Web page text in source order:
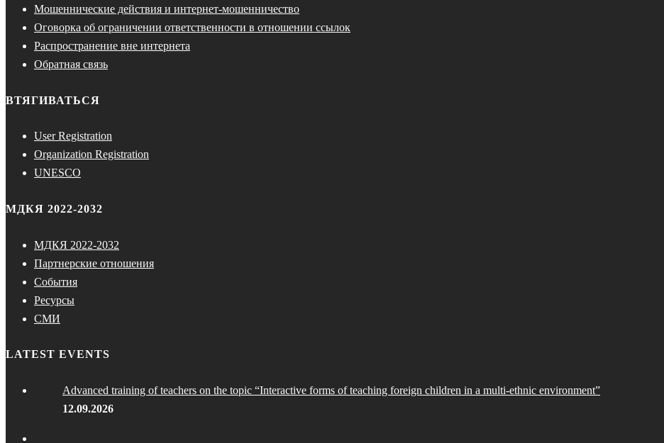
Мошеннические действия и интернет-мошенничество
Оговорка об ограничении ответственности в отношении ссылок
Распространение вне интернета
Обратная связь
ВТЯГИВАТЬСЯ
User Registration
Organization Registration
UNESCO
МДКЯ 2022-2032
МДКЯ 2022-2032
Партнерские отношения
События
Ресурсы
СМИ
LATEST EVENTS
Advanced training of teachers on the topic “Interactive forms of teaching foreign children in a multi-ethnic environment”
12.09.2026